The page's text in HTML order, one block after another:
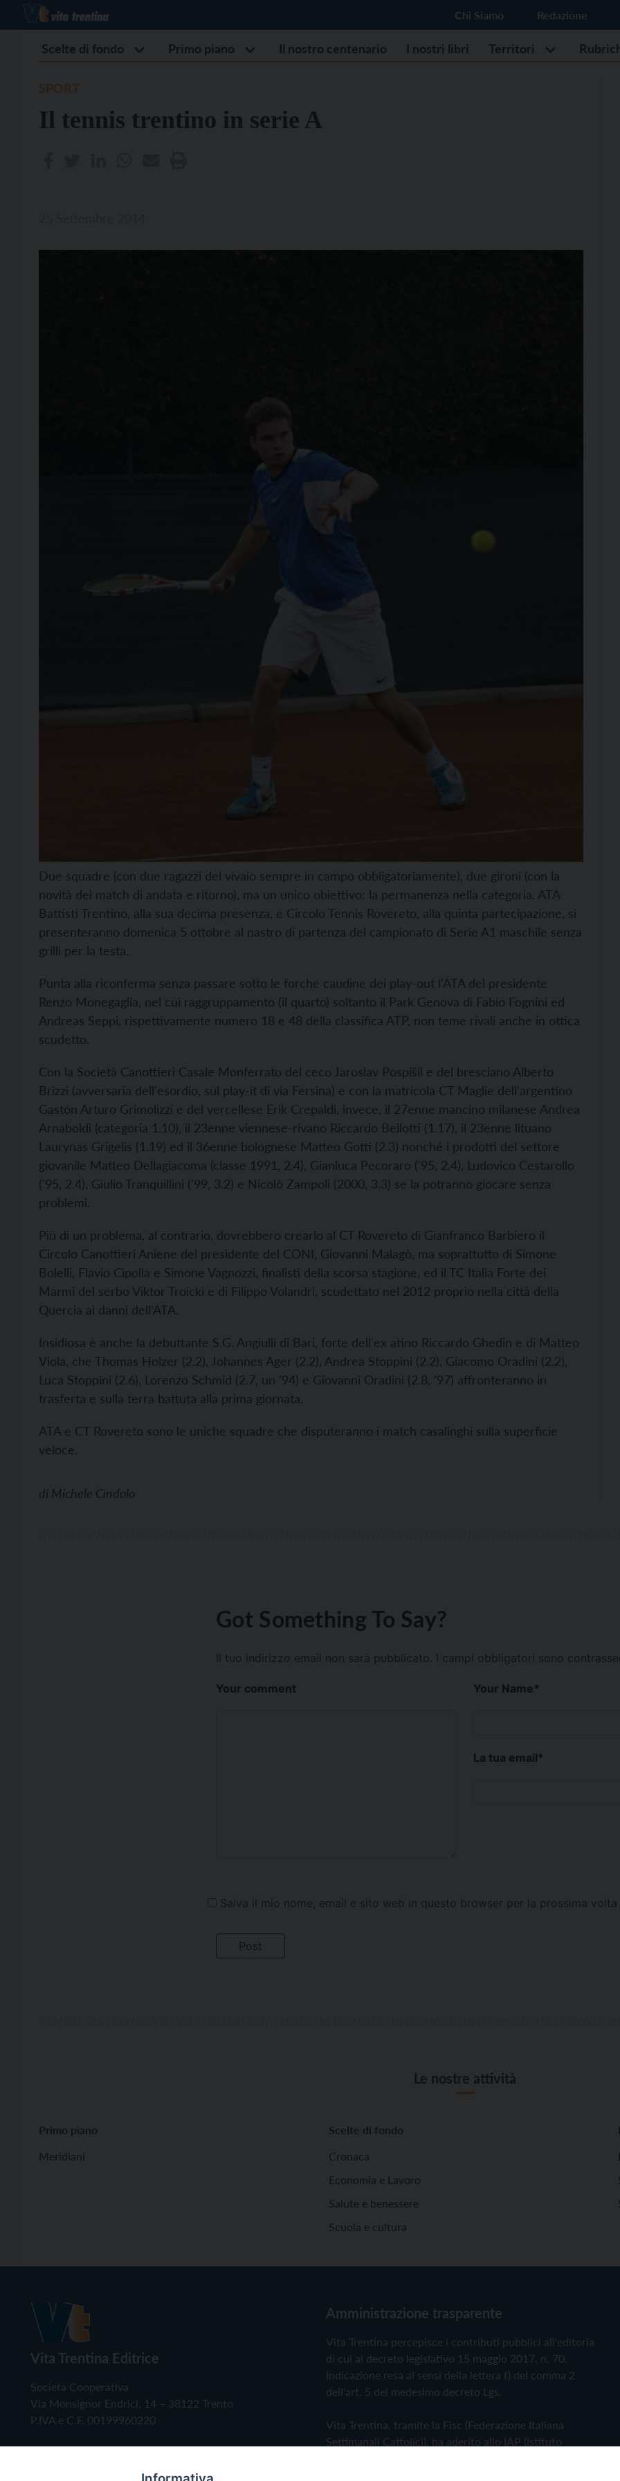
Chi Siamo Redazione
Scelte di fondo Primo piano Il nostro centenario I nostri libri Territori
Il tennis trentino in serie A
Due squadre (con due ragazzi del vivaio sempre in campo obbligatoriamente), due gironi (con la
novità dei match di andata e ritorno), ma un unico obiettivo: la permanenza nella categoria. ATA
Battisti Trentino, alla sua decima presenza, e Circolo Tennis Rovereto, alla quinta partecipazione, si
presenteranno domenica 5 ottobre al nastro di partenza del campionato di Serie A1 maschile senza
grilli per la testa.
Punta alla riconferma senza passare sotto le forche caudine dei play-out l'ATA del presidente
Renzo Monegaglia, nel cui raggruppamento (il quarto) soltanto il Park Genova di Fabio Fognini ed
Andreas Seppi, rispettivamente numero 18 e 48 della classifica ATP, non teme rivali anche in ottica
scudetto.
Con la Società Canottieri Casale Monferrato del ceco Jaroslav Pospíšil e del bresciano Alberto
Brizzi (avversaria dell'esordio, sul play-it di via Fersina) e con la matricola CT Maglie dell'argentino
Gastón Arturo Grimolizzi e del vercellese Erik Crepaldi, invece, il 27enne mancino milanese Andrea
Arnaboldi (categoria 1.10), il 23enne viennese-rivano Riccardo Bellotti (1.17), il 23enne lituano
Laurynas Grigelis (1.19) ed il 36enne bolognese Matteo Gotti (2.3) nonché i prodotti del settore
giovanile Matteo Dellagiacoma (classe 1991, 2.4), Gianluca Pecoraro ('95, 2.4), Ludovico Cestarollo
('95, 2.4), Giulio Tranquillini ('99, 3.2) e Nicolò Zampoli (2000, 3.3) se la potranno giocare senza
problemi.
Più di un problema, al contrario, dovrebbero crearlo al CT Rovereto di Gianfranco Barbiero il
Circolo Canottieri Aniene del presidente del CONI, Giovanni Malagò, ma soprattutto di Simone
Bolelli, Flavio Cipolla e Simone Vagnozzi, finalisti della scorsa stagione, ed il TC Italia Forte dei
Marmi del serbo Viktor Troicki e di Filippo Volandri, scudettato nel 2012 proprio nella città della
Quercia ai danni dell'ATA.
Insidiosa è anche la debuttante S.G. Angiulli di Bari, forte dell'ex atino Riccardo Ghedin e di Matteo
Viola, che Thomas Holzer (2.2), Johannes Ager (2.2), Andrea Stoppini (2.2), Giacomo Oradini (2.2),
Luca Stoppini (2.6), Lorenzo Schmid (2.7, un '94) e Giovanni Oradini (2.8, '97) affronteranno in
trasferta e sulla terra battuta alla prima giornata.
ATA e CT Rovereto sono le uniche squadre che disputeranno i match casalinghi sulla superficie
veloce.
di Michele Cindolo
Got Something To Say?
Il tuo indirizzo email non sarà pubblicato. I campi obbligatori sono
Your comment Your Name*
La tua email*
Salva il mio nome, email e sito web in questo browser per la prossima volta
Le nostre attività
Primo piano
Meridiani
Scelte di fondo
Cronaca
Economia e Lavoro
Salute e benessere
Scuola e cultura
Vita Trentina Editrice
Società Cooperativa
Via Monsignor Endrici, 14 – 38122 Trento
P.IVA e C.F. 00199960220
Amministrazione trasparente
Vita Trentina percepisce i contributi pubblici all'editoria
di cui al decreto legislativo 15 maggio 2017, n. 70.
Indicazione resa ai sensi della lettera f) del comma 2
dell'art. 5 del medesimo decreto Lgs.
Vita Trentina, tramite la Fisc (Federazione Italiana
Settimanali Cattolici), ha aderito allo IAP (Istituto